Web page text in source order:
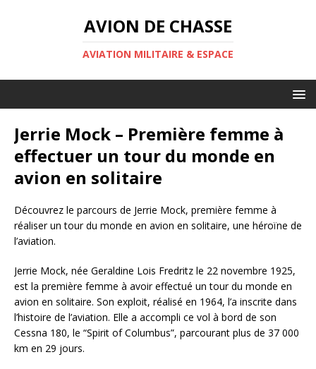
AVION DE CHASSE
AVIATION MILITAIRE & ESPACE
Jerrie Mock – Première femme à
effectuer un tour du monde en
avion en solitaire
Découvrez le parcours de Jerrie Mock, première femme à
réaliser un tour du monde en avion en solitaire, une héroïne de
l’aviation.
Jerrie Mock, née Geraldine Lois Fredritz le 22 novembre 1925,
est la première femme à avoir effectué un tour du monde en
avion en solitaire. Son exploit, réalisé en 1964, l’a inscrite dans
l’histoire de l’aviation. Elle a accompli ce vol à bord de son
Cessna 180, le “Spirit of Columbus”, parcourant plus de 37 000
km en 29 jours.